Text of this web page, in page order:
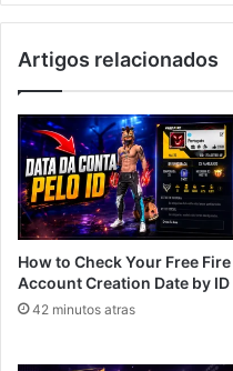
Artigos relacionados
How to Check Your Free Fire
Account Creation Date by ID
42 minutos atras